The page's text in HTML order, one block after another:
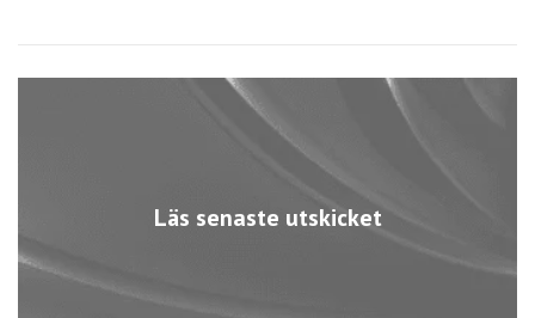
Läs senaste utskicket